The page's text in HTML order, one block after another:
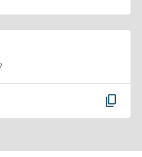
content_copy